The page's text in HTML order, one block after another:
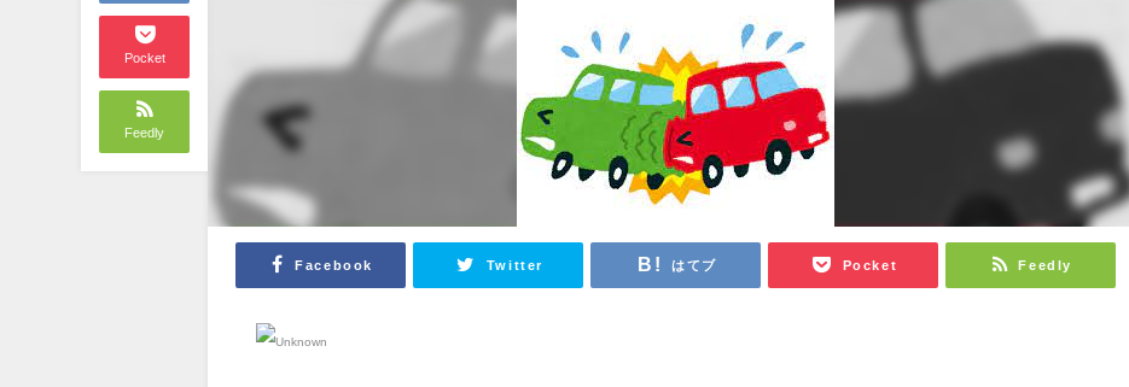
Pocket
Feedly
Facebook Twitter はてブ Pocket Feedly